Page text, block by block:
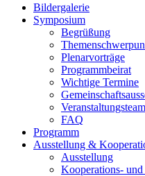
Bildergalerie
Symposium
Begrüßung
Plenarvorträge
Programmbeirat
Wichtige Termine
Veranstaltungsteam
FAQ
Programm
Ausstellung &
Ausstellung
Kooperations-